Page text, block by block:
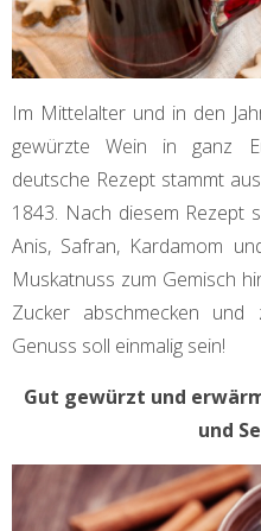
Im Mittelalter und in den
gewürzte Wein in ganz
deutsche Rezept stammt
1843. Nach diesem Rezept
Anis, Safran, Kardamom
Muskatnuss zum Gemisch
Zucker abschmecken
Genuss soll einmalig sein!
Gut gewürzt und
und